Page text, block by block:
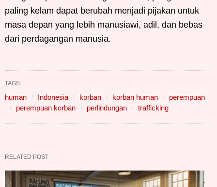
paling kelam dapat berubah menjadi pijakan untuk
masa depan yang lebih manusiawi, adil, dan bebas
dari perdagangan manusia.
TAGS:
human Indonesia korban korban human
perempuan
perempuan korban
perlindungan trafficking
RELATED POST